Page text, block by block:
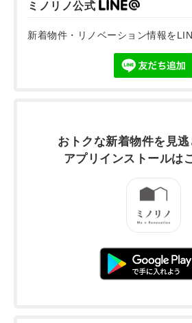
ミノリノ公式
新着物件・リノベーション情報を
おトクな新着物件を 見
アプリインストールは